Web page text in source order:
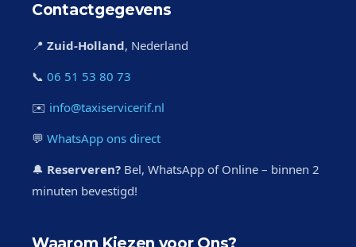
Contactgegevens
📍 Zuid-Holland, Nederland
📞 06 51 53 80 73
✉️ info@taxiservicerif.nl
💬 WhatsApp ons direct
🔔 Reserveren? Bel, WhatsApp of Online – binnen 2
minuten bevestigd!